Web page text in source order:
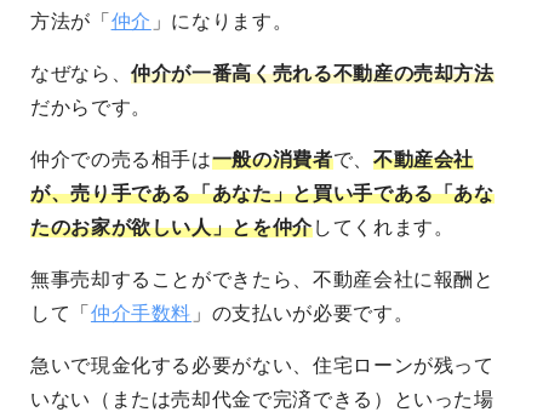
方法が「 仲介 」になります。
なぜなら、仲介が一番高く売れる不動産の売却方法
だからです。
仲介での売る相手は一般の消費者で、 不動産会社
が、売り手である「あなた」と買い手である「あな
たのお家が欲しい人」とを仲介してくれます。
無事売却することができたら、不動産会社に報酬と
して「 仲介手数料 」の支払いが必要です。
急いで現金化する必要がない、住宅ローンが残って
いない（または売却代金で完済できる）といった場